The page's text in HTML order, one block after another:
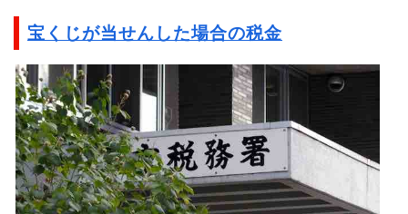
宝くじが当せんした場合の税金